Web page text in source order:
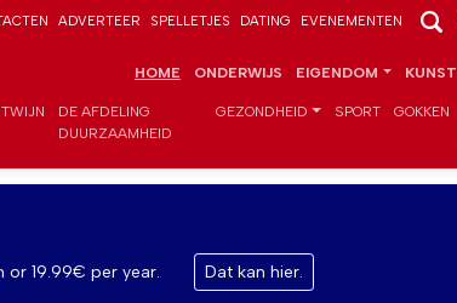
ADVERTEER SPELLETJES DATING EVENEMENTEN
HOME ONDERWIJS EIGENDOM KUNST
DE AFDELING
DUURZAAMHEID
GEZONDHEID SPORT GOKKEN
or 19.99€ per year. Dat kan hier.